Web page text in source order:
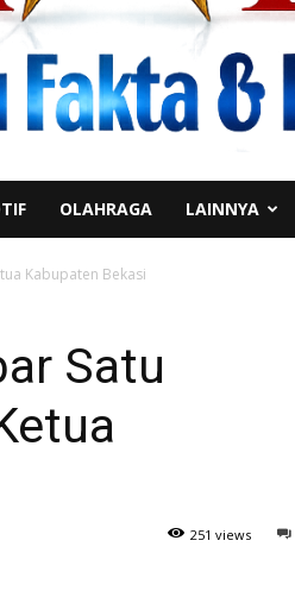
OLAHRAGA LAINNYA
Kabupaten Bekasi
Satu
251 views